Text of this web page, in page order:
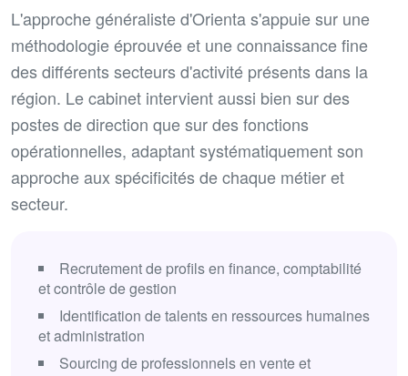
L'approche généraliste d'Orienta s'appuie sur une
méthodologie éprouvée et une connaissance fine
des différents secteurs d'activité présents dans la
région. Le cabinet intervient aussi bien sur des
postes de direction que sur des fonctions
opérationnelles, adaptant systématiquement son
approche aux spécificités de chaque métier et
secteur.
Recrutement de profils en finance, comptabilité
et contrôle de gestion
Identification de talents en ressources humaines
et administration
Sourcing de professionnels en vente et